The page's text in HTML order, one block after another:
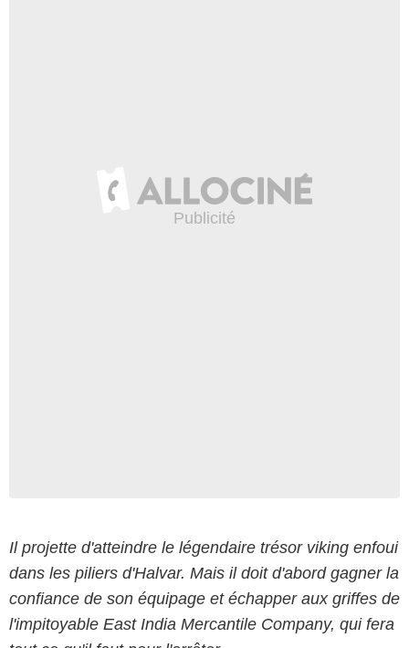
Il projette d'atteindre le légendaire trésor viking enfoui
dans les piliers d'Halvar. Mais il doit d'abord gagner la
confiance de son équipage et échapper aux griffes de
l'impitoyable East India Mercantile Company, qui fera